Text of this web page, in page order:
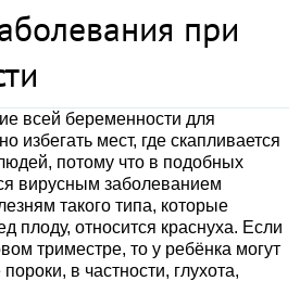
при
всей беременности для
мест, где скапливается
потому что в подобных
вирусным заболеванием
такого типа, которые
плоду, относится краснуха. Если
триместре, то у ребёнка могут
в частности, глухота,